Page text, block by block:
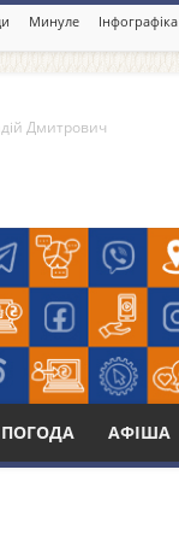
Минуле Інфографіка
ПОГОДА АФІША
Дмитрович